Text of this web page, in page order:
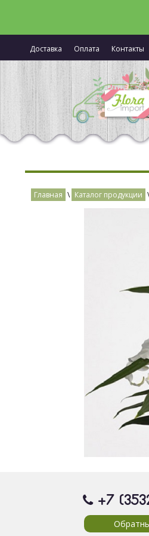
Доставка Оплата Контакты
Главная \ Каталог продукции
+7